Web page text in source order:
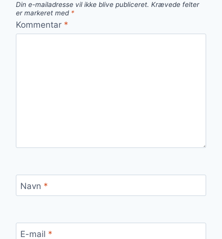
Din e-mailadresse vil ikke blive publiceret. Krævede felter
er markeret med *
Kommentar *
Navn *
E-mail *